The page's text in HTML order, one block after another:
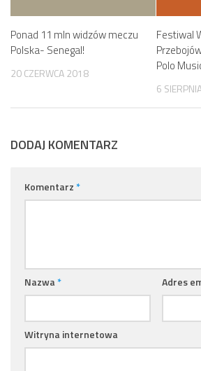
Ponad 11 mln widzów meczu
Polska- Senegal!
20 CZERWCA 2018
Festiwal
Polo
6
DODAJ KOMENTARZ
Komentarz*
Nazwa* Adres
Witryna internetowa